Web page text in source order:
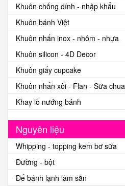
Khuôn chống dính - nhập khẩu
Khuôn bánh Việt
Khuôn nhấn inox - nhôm - nhựa
Khuôn silicon - 4D Decor
Khuôn giấy cupcake
Khuôn nhấn xôi - Flan - Sữa chua
Khay lò nướng bánh
Nguyên liệu
Whipping - topping kem bơ sữa
Đường - bột
Đế bánh lạnh làm sẵn